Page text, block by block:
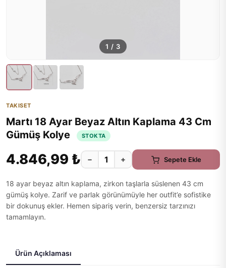
1 / 3
TAKISET
Martı 18 Ayar Beyaz Altın Kaplama 43 Cm
Gümüş Kolye
STOKTA
4.846,99 ₺ − + Sepete Ekle
18 ayar beyaz altın kaplama, zirkon taşlarla süslenen 43 cm
gümüş kolye. Zarif ve parlak görünümüyle her outfit’e sofistike
bir dokunuş ekler. Hemen sipariş verin, benzersiz tarzınızı
tamamlayın.
Ürün Açıklaması